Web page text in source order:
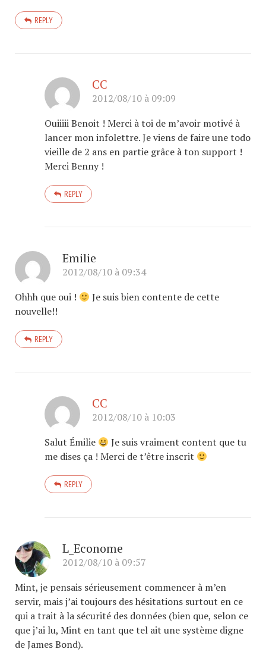
REPLY
CC
2012/08/10 à 09:09
Ouiiiii Benoit ! Merci à toi de m’avoir motivé à
lancer mon infolettre. Je viens de faire une todo
vieille de 2 ans en partie grâce à ton support !
Merci Benny !
REPLY
Emilie
2012/08/10 à 09:34
Ohhh que oui !
Je suis bien contente de cette
nouvelle!!
REPLY
CC
2012/08/10 à 10:03
Salut Émilie
Je suis vraiment content que tu
me dises ça ! Merci de t’être inscrit
REPLY
L_Econome
2012/08/10 à 09:57
Mint, je pensais sérieusement commencer à m’en
servir, mais j’ai toujours des hésitations surtout en ce
qui a trait à la sécurité des données (bien que, selon ce
que j’ai lu, Mint en tant que tel ait une système digne
de James Bond).